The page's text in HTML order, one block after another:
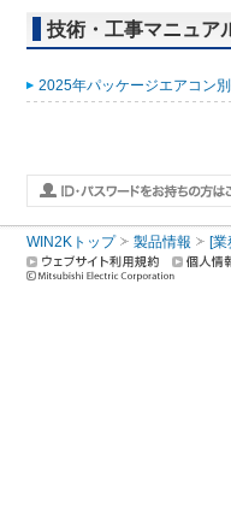
技術・工事マニュア
2025年パッケージエアコン
WIN2Kトップ 製品情報 [